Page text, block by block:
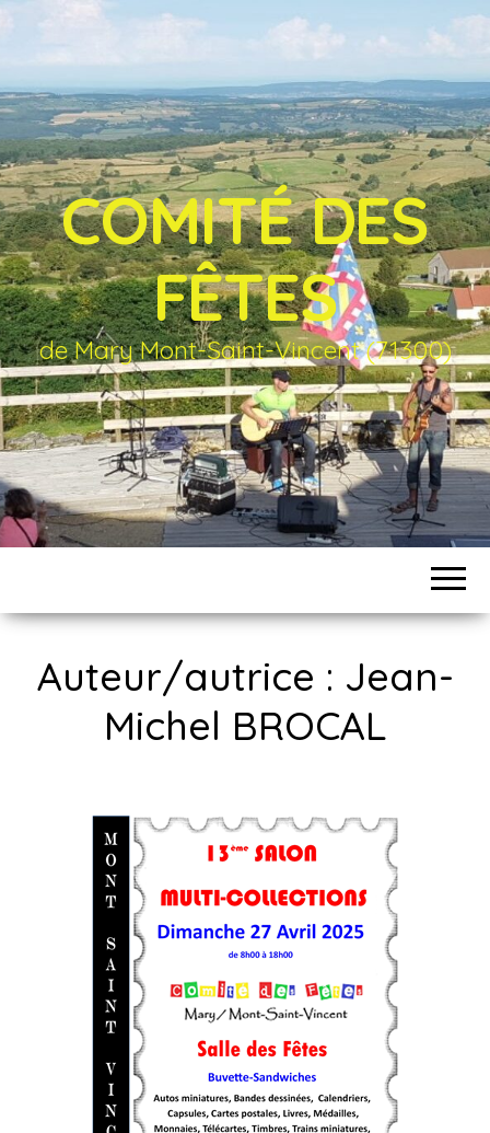
COMITÉ DES
FÊTES
de Mary Mont-Saint-Vincent (71300)
Auteur/autrice : Jean-
Michel BROCAL